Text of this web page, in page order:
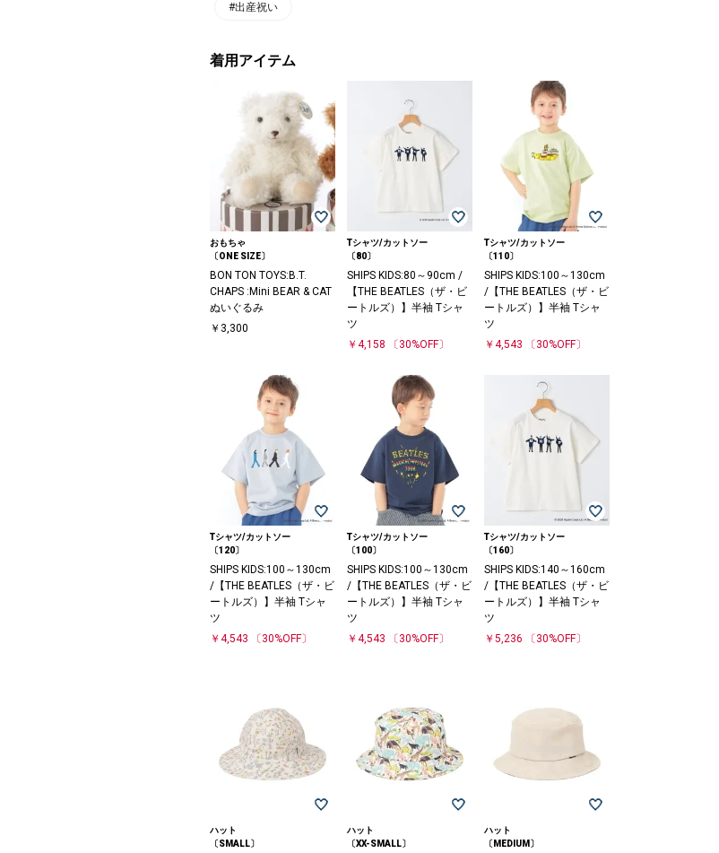
#出産祝い
着用アイテム
おもちゃ
〔ONE SIZE〕
BON TON TOYS:B.T.
CHAPS :Mini BEAR & CAT
ぬいぐるみ
￥3,300
Tシャツ/カットソー
〔80〕
SHIPS KIDS:80～90cm /
【THE BEATLES（ザ・ビ
ートルズ）】半袖 Tシャ
ツ
￥4,158
〔30%OFF〕
Tシャツ/カットソー
〔110〕
SHIPS KIDS:100～130cm
/【THE BEATLES（ザ・ビ
ートルズ）】半袖 Tシャ
ツ
￥4,543
〔30%OFF〕
Tシャツ/カットソー
〔120〕
SHIPS KIDS:100～130cm
/【THE BEATLES（ザ・ビ
ートルズ）】半袖 Tシャ
ツ
￥4,543
〔30%OFF〕
Tシャツ/カットソー
〔100〕
SHIPS KIDS:100～130cm
/【THE BEATLES（ザ・ビ
ートルズ）】半袖 Tシャ
ツ
￥4,543
〔30%OFF〕
Tシャツ/カットソー
〔160〕
SHIPS KIDS:140～160cm
/【THE BEATLES（ザ・ビ
ートルズ）】半袖 Tシャ
ツ
￥5,236
〔30%OFF〕
ハット
〔SMALL〕
ハット
〔XX-SMALL〕
ハット
〔MEDIUM〕